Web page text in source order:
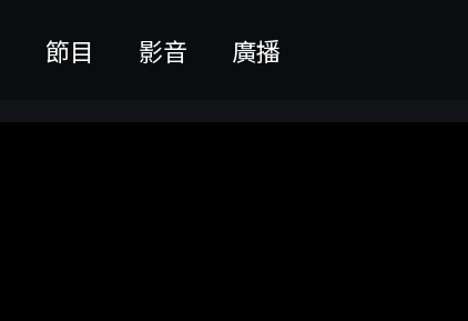
節目 影音 廣播